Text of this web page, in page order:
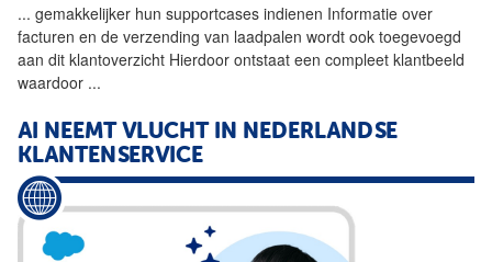
... gemakkelijker hun supportcases indienen Informatie over
facturen en de verzending van laadpalen wordt ook toegevoegd
aan dit klantoverzicht Hierdoor ontstaat een compleet klantbeeld
waardoor ...
AI NEEMT VLUCHT IN NEDERLANDSE
KLANTENSERVICE